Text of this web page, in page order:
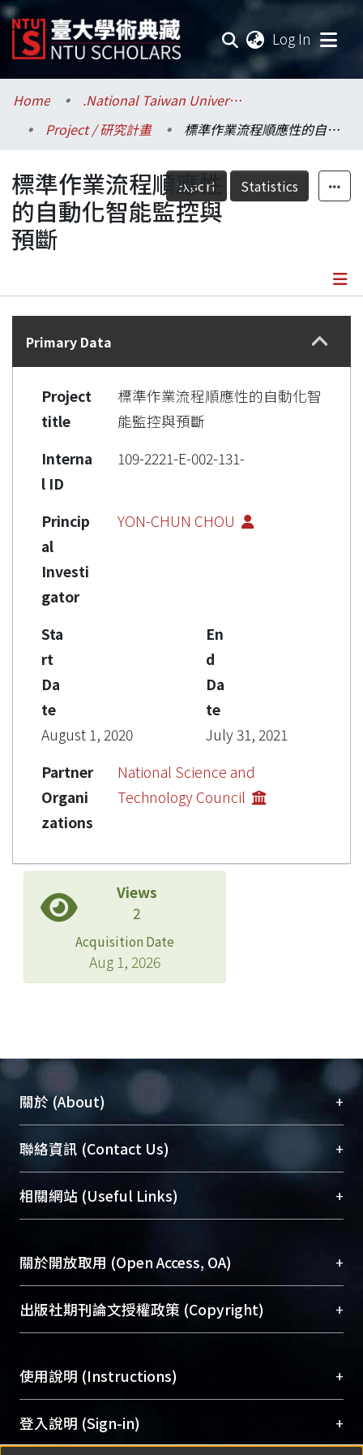
Log In
Communities & Collections
Research Outputs
Fundings & Projects
Researchers
Statistics
Home
.National Taiwan University / 國立臺灣大學
Project / 研究計畫
標準作業流程順應性的自動化智能監控與預斷
Export Statistics
標準作業流程順應性
的自動化智能監控與
預斷
Details
Primary Data
Project
title
標準作業流程順應性的自動化智
能監控與預斷
Interna
l ID
109-2221-E-002-131-
Princip
al
Investi
gator
YON-CHUN CHOU
Sta
rt
Da
te
August 1, 2020
En
d
Da
te
July 31, 2021
Partner
Organi
zations
National Science and
Technology Council
Views
2
Acquisition Date
Aug 1, 2026
關於 (About) +
臺大位居世界頂尖大學之列，為永久珍藏及向國際
展現本校豐碩的研究成果及學術能量，圖書館整合
機構典藏（NTUR）與學術庫（AH）不同功能平
台，成為臺大學術典藏NTU scholars。期能整合研
成果。
To permanently archive and promote researcher
profiles and scholarly works, Library integrates the
services of “NTU Repository” with “Academic
聯絡資訊 (Contact Us) +
總館學科館員(Main Library)
醫學圖書館學科館員(Medical Library)
Sciences Library)
相關網站 (Useful Links) +
關於開放取用 (Open Access, OA) +
開放取用是從使用者角度提升資訊取用性的社會運
動，應用在學術研究上是透過將研究著作公開供使
用逐年攀升。同時可加速研究發展、提升研究影響
Archive）平台。 （點選深入了解OA）
出版社期刊論文授權政策 (Copyright) +
含部分內容的版權非匯入者所有，或由第三方贊
助與合作完成，請確認該版權所有者及第三方同
意提供此授權。
Please represent that the submission is your
使用說明 (Instructions) +
網站簡介(Quickstart Guide)
使用手冊(Instruction Manual)
登入說明 (Sign-in) +